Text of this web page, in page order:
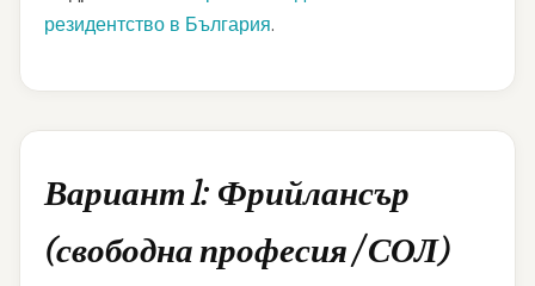
резидентство в България.
Вариант 1: Фрийлансър
(свободна професия / СОЛ)